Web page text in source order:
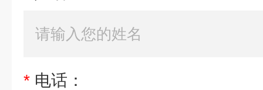
* 电话：